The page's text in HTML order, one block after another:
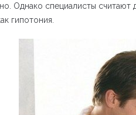
Однако специалисты считают
гипотония.